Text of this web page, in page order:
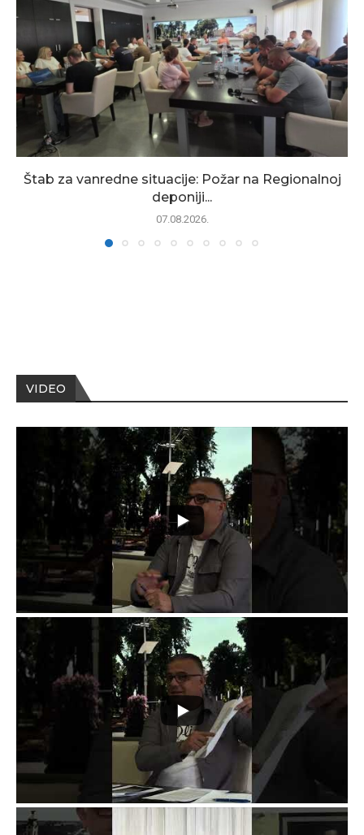
Štab za vanredne situacije: Požar na Regionalnoj
deponiji...
07.08.2026.
VIDEO